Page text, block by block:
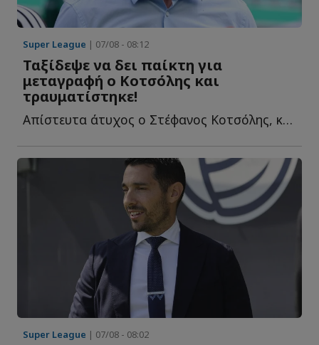
Super League | 07/08 - 08:12
Ταξίδεψε να δει παίκτη για
μεταγραφή ο Κοτσόλης και
τραυματίστηκε!
Απίστευτα άτυχος ο Στέφανος Κοτσόλης, καθώς το τελευταίο τ...
Super League | 07/08 - 08:02